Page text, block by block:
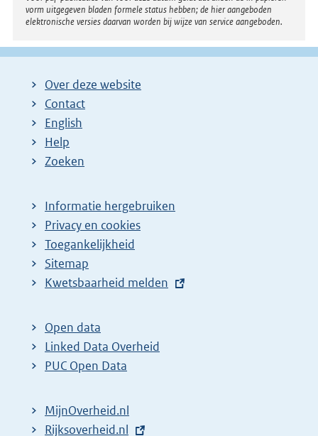
vorm uitgegeven bladen formele status hebben; de hier aangeboden
elektronische versies daarvan worden bij wijze van service aangeboden.
Over deze website
Contact
English
Help
Zoeken
Informatie hergebruiken
Privacy en cookies
Toegankelijkheid
Sitemap
E
t
e
r
l
Kwetsbaarheid melden
Open data
Linked Data Overheid
PUC Open Data
MijnOverheid.nl
E
Rijksoverheid.nl